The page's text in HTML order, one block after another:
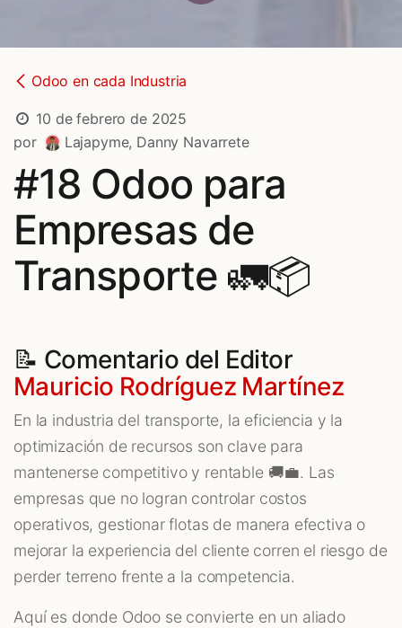
Odoo en cada Industria
10 de febrero de 2025
por
Lajapyme, Danny Navarrete
#18 Odoo para
Empresas de
Transporte 🚛📦
📝 Comentario del Editor
Mauricio Rodríguez Martínez
En la industria del transporte, la eficiencia y la
optimización de recursos son clave para
mantenerse competitivo y rentable 🚚💼. Las
empresas que no logran controlar costos
operativos, gestionar flotas de manera efectiva o
mejorar la experiencia del cliente corren el riesgo de
perder terreno frente a la competencia.
Aquí es donde Odoo se convierte en un aliado